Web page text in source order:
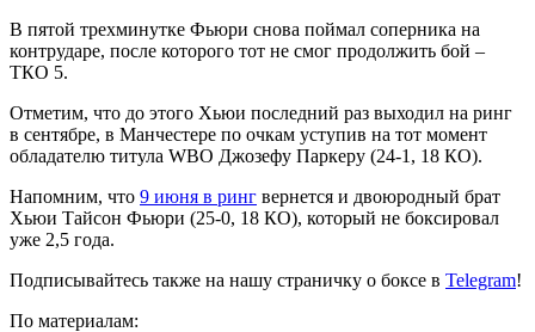
В пятой трехминутке Фьюри снова поймал соперника на
контрударе, после которого тот не смог продолжить бой –
ТКО 5.
Отметим, что до этого Хьюи последний раз выходил на ринг
в сентябре, в Манчестере по очкам уступив на тот момент
обладателю титула WBO Джозефу Паркеру (24-1, 18 КО).
Напомним, что 9 июня в ринг вернется и двоюродный брат
Хьюи Тайсон Фьюри (25-0, 18 КО), который не боксировал
уже 2,5 года.
Подписывайтесь также на нашу страничку о боксе в Telegram!
По материалам: